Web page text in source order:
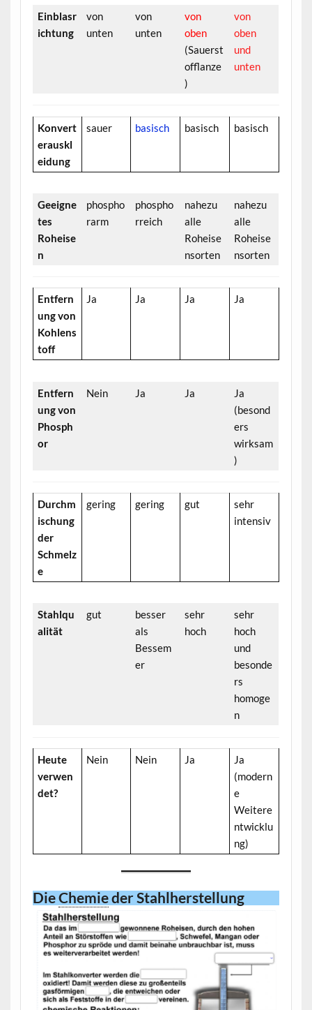
Einblasr
ichtung
von
unten
von
unten
von
oben
(Sauerst
offlanze
)
von
oben
und
unten
Konvert
erauskl
eidung
sauer basisch basisch basisch
Geeigne
tes
Roheise
n
phospho
rarm
phospho
rreich
nahezu
alle
Roheise
nsorten
nahezu
alle
Roheise
nsorten
Entfern
ung von
Kohlens
toff
Ja Ja Ja Ja
Entfern
ung von
Phosph
or
Nein Ja Ja
Ja
(besond
ers
wirksam
)
Durchm
ischung
der
Schmelz
e
gering gering gut
sehr
intensiv
Stahlqu
alität
gut
besser
als
Bessem
er
sehr
hoch
sehr
hoch
und
besonde
rs
homoge
n
Heute
verwen
det?
Nein Nein Ja
Ja
(modern
e
Weitere
ntwicklu
ng)
DieChemieder Stahlherstellung